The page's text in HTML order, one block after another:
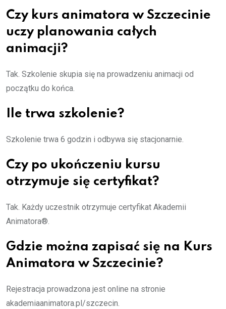
Czy kurs animatora w Szczecinie
uczy planowania całych
animacji?
Tak. Szkolenie skupia się na prowadzeniu animacji od
początku do końca.
Ile trwa szkolenie?
Szkolenie trwa 6 godzin i odbywa się stacjonarnie.
Czy po ukończeniu kursu
otrzymuje się certyfikat?
Tak. Każdy uczestnik otrzymuje certyfikat Akademii
Animatora®.
Gdzie można zapisać się na Kurs
Animatora w Szczecinie?
Rejestracja prowadzona jest online na stronie
akademiaanimatora.pl/szczecin.